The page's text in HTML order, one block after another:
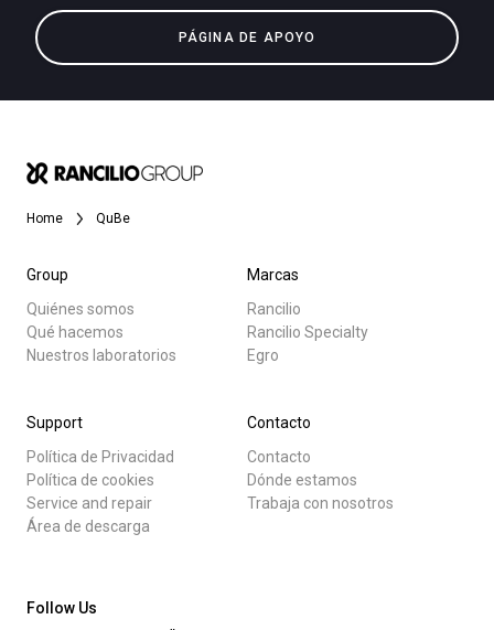
PÁGINA DE APOYO
Home QuBe
Group
Quiénes somos
Qué hacemos
Nuestros laboratorios
Marcas
Rancilio
Rancilio Specialty
Egro
Support
Política de Privacidad
Política de cookies
Service and repair
Área de descarga
Contacto
Contacto
Dónde estamos
Trabaja con nosotros
Follow Us
Todos
Descargar
Más
Our brands
Group
Noticias
Nuestros laboratorios
Connect